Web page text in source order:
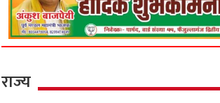
राज्य